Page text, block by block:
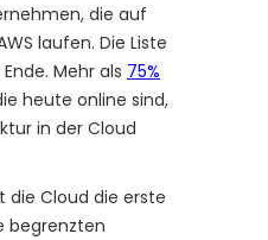
die auf
laufen. Die Liste
Mehr als 75%
heute online sind,
in der Cloud
die Cloud die erste
begrenzten